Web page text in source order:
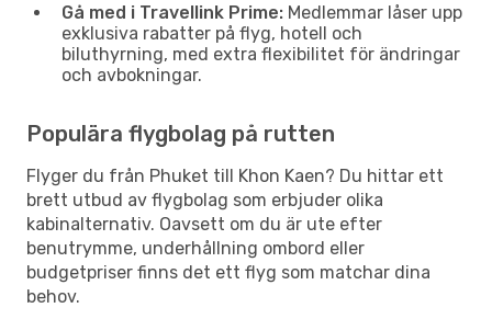
Gå med i Travellink Prime: Medlemmar låser upp
exklusiva rabatter på flyg, hotell och
biluthyrning, med extra flexibilitet för ändringar
och avbokningar.
Populära flygbolag på rutten
Flyger du från Phuket till Khon Kaen? Du hittar ett
brett utbud av flygbolag som erbjuder olika
kabinalternativ. Oavsett om du är ute efter
benutrymme, underhållning ombord eller
budgetpriser finns det ett flyg som matchar dina
behov.